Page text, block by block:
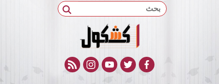
بحث
facebook
twitter
youtube
instagram
rss feed